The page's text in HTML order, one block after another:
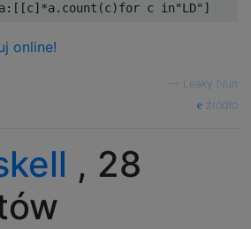
:[[c]*a. count (c)for c in"LD" ]
online!
Leaky Nun
źródło
, 28